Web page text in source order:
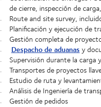
de cierre, inspección de
Route and site survey,
Planificación y ejecución de
Gestión completa de
Despacho de aduanas y
Supervisión durante la carga
Transportes de proyectos
Estudio de ruta y
Análisis de Ingeniería de
Gestión de pedidos